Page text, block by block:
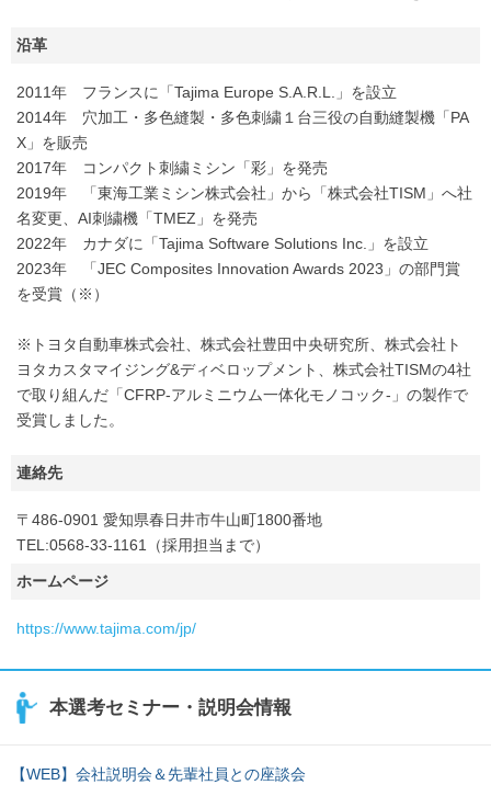
沿革
2011年 フランスに「Tajima Europe S.A.R.L.」を設立
2014年 穴加工・多色縫製・多色刺繍１台三役の自動縫製機「PA
X」を販売
2017年 コンパクト刺繍ミシン「彩」を発売
2019年 「東海工業ミシン株式会社」から「株式会社TISM」へ社
名変更、AI刺繍機「TMEZ」を発売
2022年 カナダに「Tajima Software Solutions Inc.」を設立
2023年 「JEC Composites Innovation Awards 2023」の部門賞
を受賞（※）
※トヨタ自動車株式会社、株式会社豊田中央研究所、株式会社ト
ヨタカスタマイジング&ディベロップメント、株式会社TISMの4社
で取り組んだ「CFRP-アルミニウム一体化モノコック-」の製作で
受賞しました。
連絡先
〒486-0901 愛知県春日井市牛山町1800番地
TEL:0568-33-1161（採用担当まで）
ホームページ
https://www.tajima.com/jp/
本選考セミナー・説明会情報
【WEB】会社説明会＆先輩社員との座談会